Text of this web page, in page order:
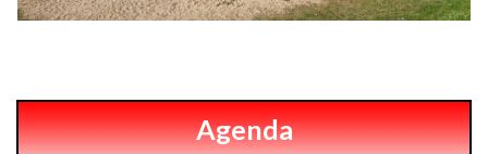
Agenda